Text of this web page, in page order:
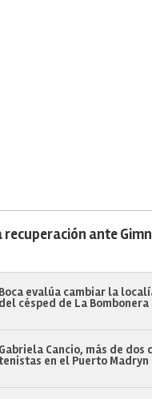
recuperación ante
Boca evalúa cambiar la
del césped de La Bombonera
Gabriela Cancio, más de
en el Puerto Madryn